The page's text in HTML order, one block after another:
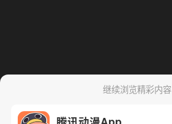
继续浏览精彩内容